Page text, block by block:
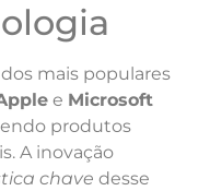
mais populares
e Microsoft
produtos
A inovação
chave desse